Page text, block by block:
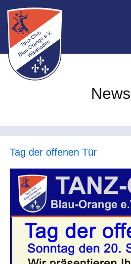
News
Tag der offenen Tür